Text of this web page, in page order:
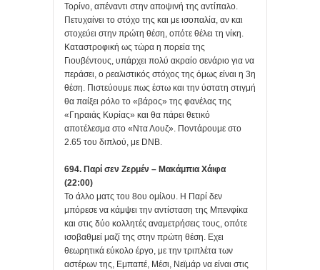
Τορίνο, απέναντι στην αποψινή της αντίπαλο.
Πετυχαίνει το στόχο της και με ισοπαλία, αν και
στοχεύει στην πρώτη θέση, οπότε θέλει τη νίκη.
Καταστροφική ως τώρα η πορεία της
Γιουβέντους, υπάρχει πολύ ακραίο σενάριο για να
περάσει, ο ρεαλιστικός στόχος της όμως είναι η 3η
θέση. Πιστεύουμε πως έστω και την ύστατη στιγμή
θα παίξει ρόλο το «βάρος» της φανέλας της
«Γηραιάς Κυρίας» και θα πάρει θετικό
αποτέλεσμα στο «Ντα Λουζ». Ποντάρουμε στο
2.65 του διπλού, με DNB.
694. Παρί σεν Ζερμέν – Μακάμπια Χάιφα
(22:00)
Το άλλο ματς του 8ου ομίλου. Η Παρί δεν
μπόρεσε να κάμψει την αντίσταση της Μπενφίκα
και στις δύο κολλητές αναμετρήσεις τους, οπότε
ισοβαθμεί μαζί της στην πρώτη θέση. Εχει
θεωρητικά εύκολο έργο, με την τριπλέτα των
αστέρων της, Εμπαπέ, Μέσι, Νεϊμάρ να είναι στις